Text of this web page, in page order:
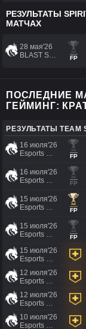
РЕЗУЛЬТАТЫ
МАТЧАХ
28 мая'26
FP
ПОСЛЕДНИЕ
ГЕЙМИНГ:
РЕЗУЛЬТАТЫ TEAM
16 июля'26
FP
16 июля'26
FP
15 июля'26
FP
15 июля'26
FP
15 июля'26
12 июля'26
12 июля'26
10 июля'26